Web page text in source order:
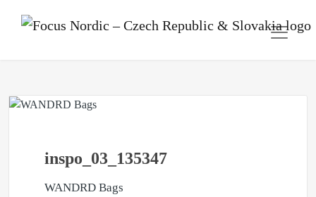
inspo_03_135347
WANDRD Bags